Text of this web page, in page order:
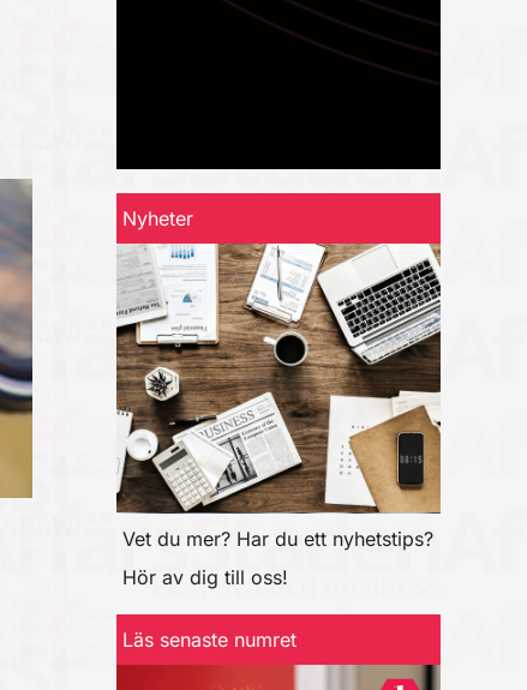
Nyheter
Vet du mer? Har du ett nyhetstips?
Hör av dig till oss!
Läs senaste numret